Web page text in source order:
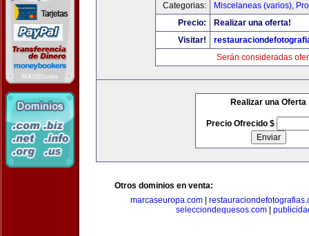
Categorias:
Miscelaneas (varios),
Precio:
Realizar una oferta!
Visitar!
Serán consideradas
Realizar una Oferta
Precio Ofrecido $
Otros dominios en venta:
marcaseuropa.com|
selecciondequesos.com|